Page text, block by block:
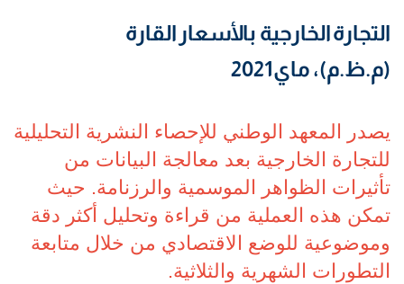
التجارة الخارجية بالأسعار القارة
(م.ظ.م)، ماي2021
يصدر المعهد الوطني للإحصاء النشرية التحليلية
للتجارة الخارجية بعد معالجة البيانات من
تأثيرات الظواهر الموسمية والرزنامة. حيث
تمكن هذه العملية من قراءة وتحليل أكثر دقة
وموضوعية للوضع الاقتصادي من خلال متابعة
التطورات الشهرية والثلاثية.